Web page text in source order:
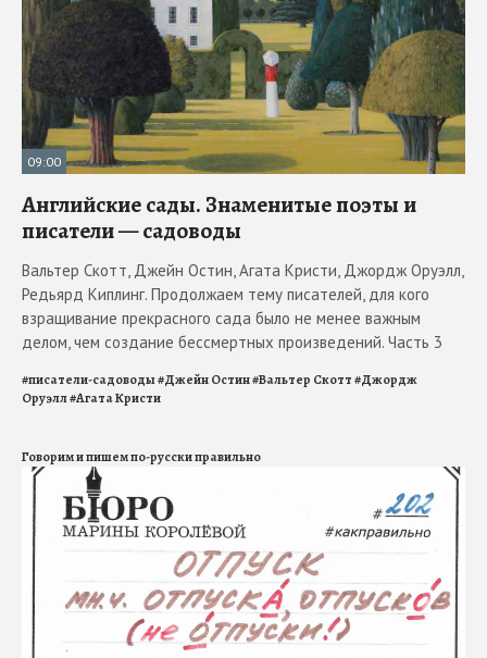
09:00
Английские сады. Знаменитые поэты и
писатели — садоводы
Вальтер Скотт, Джейн Остин, Агата Кристи, Джордж Оруэлл,
Редьярд Киплинг. Продолжаем тему писателей, для кого
взращивание прекрасного сада было не менее важным
делом, чем создание бессмертных произведений. Часть 3
#писатели-садоводы#Джейн Остин#Вальтер Скотт#Джордж
Оруэлл#Агата Кристи
Говорим и пишем по-русски правильно